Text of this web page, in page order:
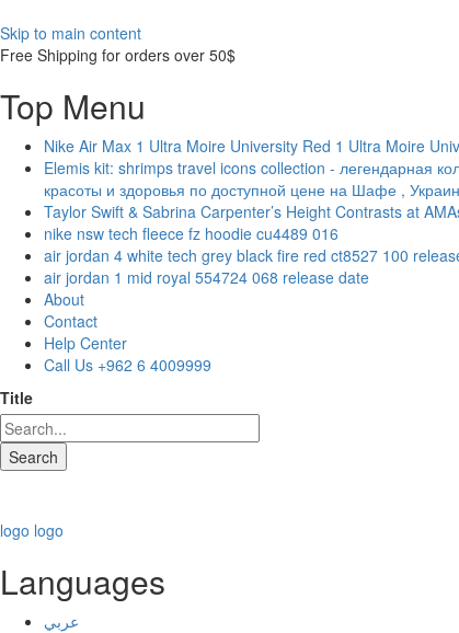
Skip to main content
Free Shipping for orders over 50$
Top Menu
Nike Air Max 1 Ultra Moire University Red 1 Ultra Moire
Elemis kit: shrimps travel icons collection - легендарная
красоты и здоровья по доступной цене на Шафе ,
Taylor Swift & Sabrina Carpenter’s Height Contrasts at
nike nsw tech fleece fz hoodie cu4489 016
air jordan 4 white tech grey black fire red ct8527 100
air jordan 1 mid royal 554724 068 release date
About
Contact
Help Center
Call Us +962 6 4009999
Title
logo logo
Languages
عربي